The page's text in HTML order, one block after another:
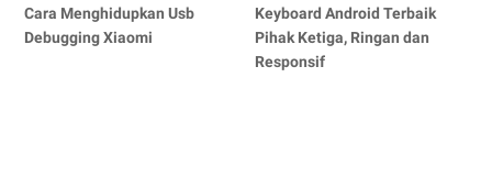
Cara Menghidupkan Usb
Debugging Xiaomi
Keyboard Android Terbaik
Pihak Ketiga, Ringan dan
Responsif